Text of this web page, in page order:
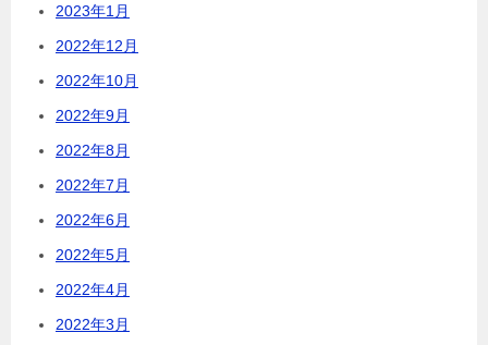
2023年1月
2022年12月
2022年10月
2022年9月
2022年8月
2022年7月
2022年6月
2022年5月
2022年4月
2022年3月